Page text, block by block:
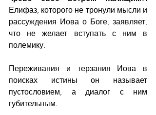
Елифаз, которого не тронули мысли и
рассуждения Иова о Боге, заявляет,
что не желает вступать с ним в
полемику.
Переживания и терзания Иова в
поисках истины он называет
пустословием, а диалог с ним
губительным.